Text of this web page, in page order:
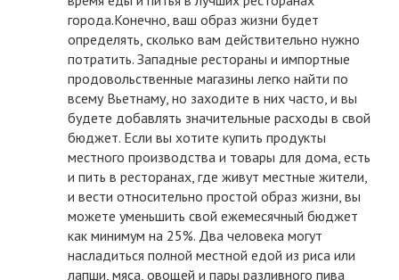
города.Конечно, ваш образ жизни будет
определять, сколько вам действительно нужно
потратить. Западные рестораны и импортные
продовольственные магазины легко найти по
всему Вьетнаму, но заходите в них часто, и вы
будете добавлять значительные расходы в свой
бюджет. Если вы хотите купить продукты
местного производства и товары для дома, есть
и пить в ресторанах, где живут местные жители,
и вести относительно простой образ жизни, вы
можете уменьшить свой ежемесячный бюджет
как минимум на 25%. Два человека могут
насладиться полной местной едой из риса или
лапши, мяса, овощей и пары разливного пива